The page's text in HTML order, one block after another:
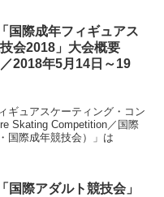
国際成年フィギュアス
会2018」大会概要
／2018年5月14日～19
ギュアスケーティング・コン
Skating Competition／国際
国際成年競技会）」は
国際アダルト競技会」